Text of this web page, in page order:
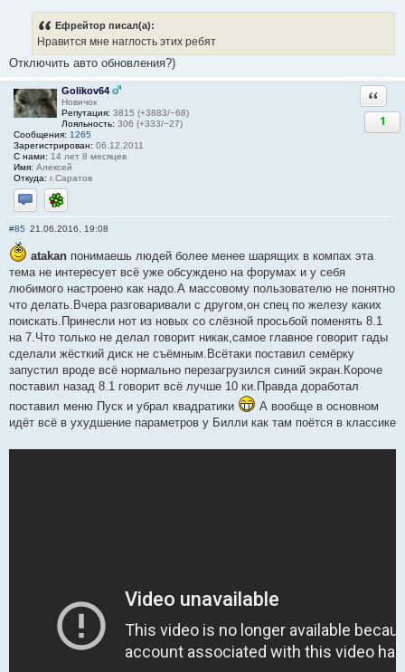
Ефрейтор писал(а):
Нравится мне наглость этих ребят
Отключить авто обновления?)
Golikov64
Новичок
Репутация: 3815 (+3883/−68)
Лояльность: 306 (+333/−27)
Сообщения: 1265
Зарегистрирован: 06.12.2011
С нами: 14 лет 8 месяцев
Имя: Алексей
Откуда: г.Саратов
Отправить личное сообщение
ICQ
1
#85 21.06.2016, 19:08
atakan понимаешь людей более менее шарящих в компах эта
тема не интересует всё уже обсуждено на форумах и у себя
любимого настроено как надо.А массовому пользователю не понятно
что делать.Вчера разговаривали с другом,он спец по железу каких
поискать.Принесли нот из новых со слёзной просьбой поменять 8.1
на 7.Что только не делал говорит никак,самое главное говорит гады
сделали жёсткий диск не съёмным.Всётаки поставил семёрку
запустил вроде всё нормально перезагрузился синий экран.Короче
поставил назад 8.1 говорит всё лучше 10 ки.Правда доработал
поставил меню Пуск и убрал квадратики
А вообще в основном
идёт всё в ухудшение параметров у Билли как там поётся в классике